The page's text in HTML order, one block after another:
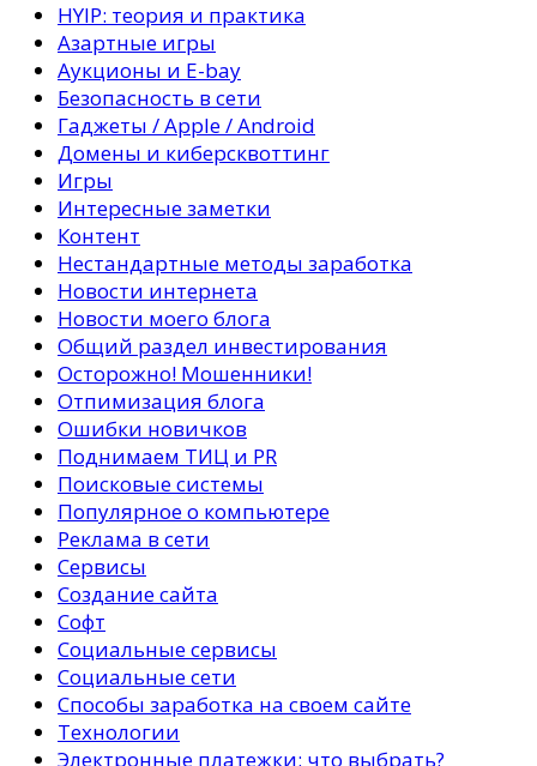
HYIP: теория и практика
Азартные игры
Аукционы и E-bay
Безопасность в сети
Гаджеты / Apple / Android
Домены и киберсквоттинг
Игры
Интересные заметки
Контент
Нестандартные методы заработка
Новости интернета
Новости моего блога
Общий раздел инвестирования
Осторожно! Мошенники!
Отпимизация блога
Ошибки новичков
Поднимаем ТИЦ и PR
Поисковые системы
Популярное о компьютере
Реклама в сети
Сервисы
Создание сайта
Софт
Социальные сервисы
Социальные сети
Способы заработка на своем сайте
Технологии
Электронные платежки: что выбрать?